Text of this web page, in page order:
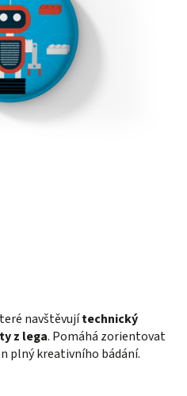
navštěvujítechnický
z lega. Pomáhá zorientovat
plný kreativního bádání.